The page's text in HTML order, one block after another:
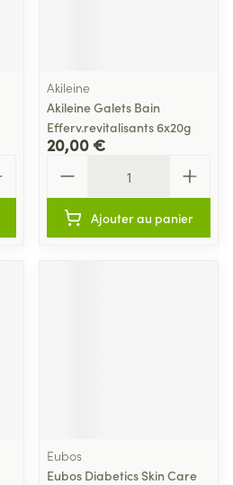
Akileine
Akileine Galets Bain
Efferv.revitalisants 6x20g
20,00 €
Ajouter au panier
Eubos
Eubos Diabetics Skin Care